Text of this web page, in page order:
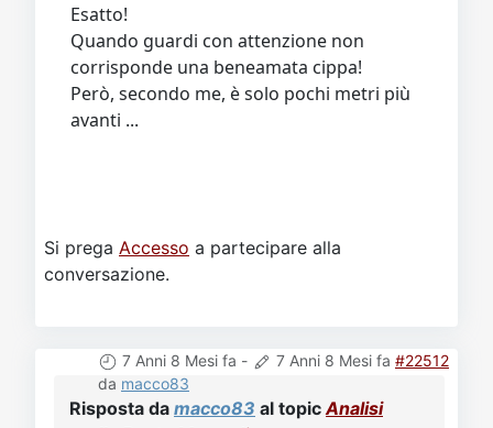
Esatto!
Quando guardi con attenzione non
corrisponde una beneamata cippa!
Però, secondo me, è solo pochi metri più
avanti ...
Si prega Accesso a partecipare alla
conversazione.
7 Anni 8 Mesi fa - 7 Anni 8 Mesi fa #22512
da macco83
Risposta da macco83 al topic Analisi